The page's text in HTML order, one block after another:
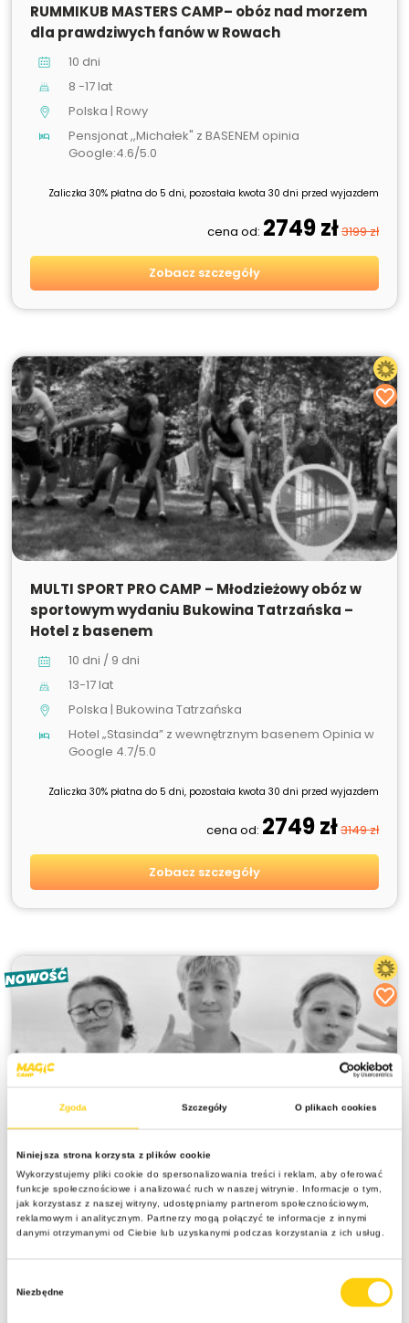
Zgoda Szczegóły O plikach cookies
Niniejsza strona korzysta z plików cookie
Wykorzystujemy pliki cookie do spersonalizowania treści i reklam, aby oferować
funkcje społecznościowe i analizować ruch w naszej witrynie. Informacje o tym,
jak korzystasz z naszej witryny, udostępniamy partnerom społecznościowym,
reklamowym i analitycznym. Partnerzy mogą połączyć te informacje z innymi
danymi otrzymanymi od Ciebie lub uzyskanymi podczas korzystania z ich usług.
Niezbędne
RUMMIKUB MASTERS CAMP– obóz nad morzem
dla prawdziwych fanów w Rowach
10 dni
8 -17 lat
Polska | Rowy
Pensjonat ,,Michałek" z BASENEM opinia
Google:4.6/5.0
Zaliczka 30% płatna do 5 dni, pozostała kwota 30 dni przed wyjazdem
cena od: 2749 zł3199 zł
Zobacz szczegóły
SPRZEDANE
MULTI SPORT PRO CAMP – Młodzieżowy obóz w
sportowym wydaniu Bukowina Tatrzańska –
Hotel z basenem
10 dni / 9 dni
13-17 lat
Polska | Bukowina Tatrzańska
Hotel „Stasinda” z wewnętrznym basenem Opinia w
Google 4.7/5.0
Zaliczka 30% płatna do 5 dni, pozostała kwota 30 dni przed wyjazdem
cena od: 2749 zł3149 zł
Zobacz szczegóły
NOWOŚĆ
SPRZEDANE
Active&Chill CAMP – nadmorski obóz
rekreacyjno-sportowy w Łebie z atrakcjami
10 dni
Hotel ,,NORD CAMP'' w Łebie z basenem i bogatą